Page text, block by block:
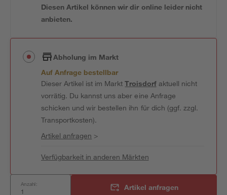
Diesen Artikel können wir dir online leider nicht
anbieten.
Abholung im Markt
Auf Anfrage bestellbar
Dieser Artikel ist im MarktTroisdorfaktuell nicht
vorrätig. Du kannst uns aber eine Anfrage
schicken und wir bestellen ihn für dich (ggf. zzgl.
Transportkosten).
Artikel anfragen >
Verfügbarkeit in anderen Märkten
Anzahl: Artikel anfragen